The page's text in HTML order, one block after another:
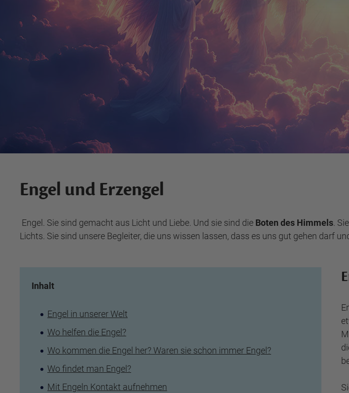
Engel und Erzengel
Engel. Sie sind gemacht aus Licht und Liebe. Und sie sind die Boten des Himmels .
Lichts. Sie sind unsere Begleiter, die uns wissen lassen, dass es uns gut gehen darf
Inhalt
Engel in unserer Welt
Wo helfen die Engel?
Wo kommen die Engel her? Waren sie schon immer Engel?
Wo findet man Engel?
Mit Engeln Kontakt aufnehmen